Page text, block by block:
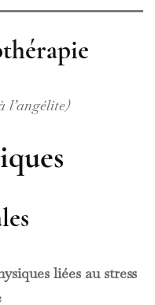
l’angélite)
liées au stress